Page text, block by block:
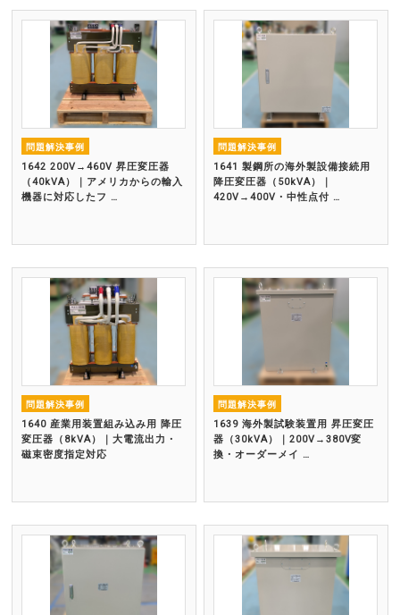
問題解決事例
1642 200V→460V 昇圧変圧器
（40kVA）｜アメリカからの輸入
機器に対応したフ …
問題解決事例
1641 製鋼所の海外製設備接続用
降圧変圧器（50kVA）｜
420V→400V・中性点付 …
問題解決事例
1640 産業用装置組み込み用 降圧
変圧器（8kVA）｜大電流出力・
磁束密度指定対応
問題解決事例
1639 海外製試験装置用 昇圧変圧
器（30kVA）｜200V→380V変
換・オーダーメイ …